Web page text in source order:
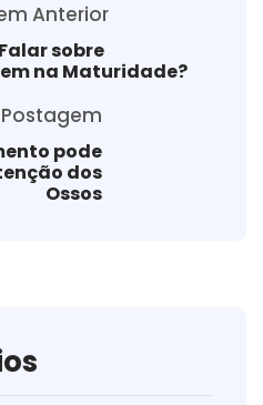
Anterior
sobre
na Maturidade?
pode
dos
Ossos